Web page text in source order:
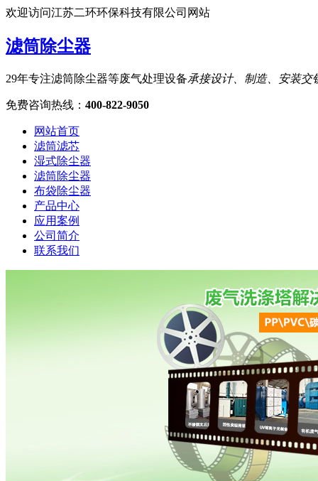
欢迎访问江苏二环环保科技有限公司网站
滤筒除尘器
29年专注滤筒除尘器等废气处理设备承接设计、制造、安装交
免费咨询热线 ： 400-822-9050
网站首页
滤筒滤芯
湿式除尘器
滤筒除尘器
布袋除尘器
产品中心
应用案例
公司简介
联系我们